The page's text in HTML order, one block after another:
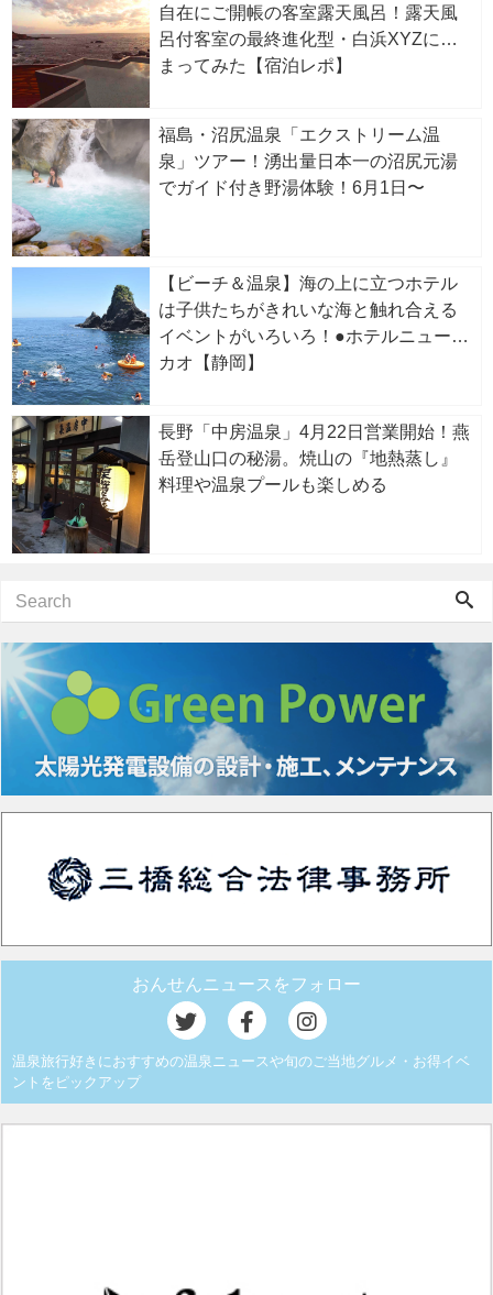
自在にご開帳の客室露天風呂！露天風
呂付客室の最終進化型・白浜XYZに泊
まってみた【宿泊レポ】
福島・沼尻温泉「エクストリーム温
泉」ツアー！湧出量日本一の沼尻元湯
でガイド付き野湯体験！6月1日〜
【ビーチ＆温泉】海の上に立つホテル
は子供たちがきれいな海と触れ合える
イベントがいろいろ！●ホテルニューア
カオ【静岡】
長野「中房温泉」4月22日営業開始！燕
岳登山口の秘湯。焼山の『地熱蒸し』
料理や温泉プールも楽しめる
おんせんニュースをフォロー
温泉旅行好きにおすすめの温泉ニュースや旬のご当地グルメ・お得イベ
ントをピックアップ